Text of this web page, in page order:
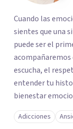
Cuando las
sientes que una
puede ser el
acompañaremos
escucha, el
entender tu
bienestar
Adicciones